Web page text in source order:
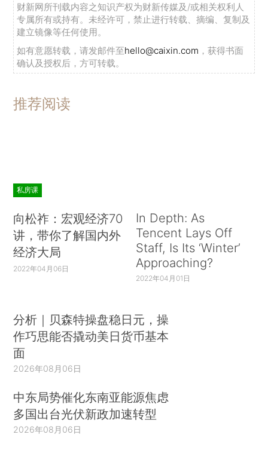
财新网所刊载内容之知识产权为财新传媒及/或相关权利人
专属所有或持有。未经许可，禁止进行转载、摘编、复制及
建立镜像等任何使用。
如有意愿转载，请发邮件至hello@caixin.com ，获得书面
确认及授权后，方可转载。
推荐阅读
私房课
向松祚：宏观经济70
讲，带你了解国内外
经济大局
2022年04月06日
In Depth: As
Tencent Lays Off
Staff, Is Its ‘Winter’
Approaching?
2022年04月01日
分析｜贝森特操盘稳日元，操
作巧思能否撬动美日货币基本
面
2026年08月06日
中东局势催化东南亚能源焦虑
多国出台光伏新政加速转型
2026年08月06日